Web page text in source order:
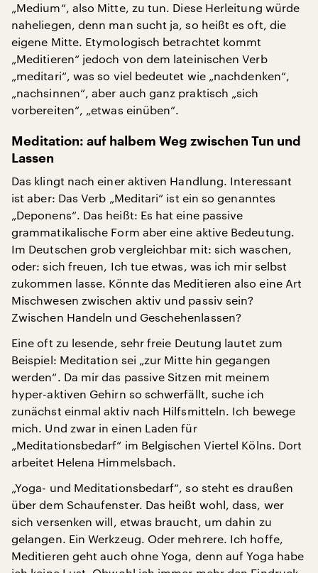
„Medium“, also Mitte, zu tun. Diese Herleitung würde
naheliegen, denn man sucht ja, so heißt es oft, die
eigene Mitte. Etymologisch betrachtet kommt
„Meditieren“ jedoch von dem lateinischen Verb
„meditari“, was so viel bedeutet wie „nachdenken“,
„nachsinnen“, aber auch ganz praktisch „sich
vorbereiten“, „etwas einüben“.
Meditation: auf halbem Weg zwischen Tun und
Lassen
Das klingt nach einer aktiven Handlung. Interessant
ist aber: Das Verb „Meditari“ ist ein so genanntes
„Deponens“. Das heißt: Es hat eine passive
grammatikalische Form aber eine aktive Bedeutung.
Im Deutschen grob vergleichbar mit: sich waschen,
oder: sich freuen, Ich tue etwas, was ich mir selbst
zukommen lasse. Könnte das Meditieren also eine Art
Mischwesen zwischen aktiv und passiv sein?
Zwischen Handeln und Geschehenlassen?
Eine oft zu lesende, sehr freie Deutung lautet zum
Beispiel: Meditation sei „zur Mitte hin gegangen
werden“. Da mir das passive Sitzen mit meinem
hyper-aktiven Gehirn so schwerfällt, suche ich
zunächst einmal aktiv nach Hilfsmitteln. Ich bewege
mich. Und zwar in einen Laden für
„Meditationsbedarf“ im Belgischen Viertel Kölns. Dort
arbeitet Helena Himmelsbach.
„Yoga- und Meditationsbedarf“, so steht es draußen
über dem Schaufenster. Das heißt wohl, dass, wer
sich versenken will, etwas braucht, um dahin zu
gelangen. Ein Werkzeug. Oder mehrere. Ich hoffe,
Meditieren geht auch ohne Yoga, denn auf Yoga habe